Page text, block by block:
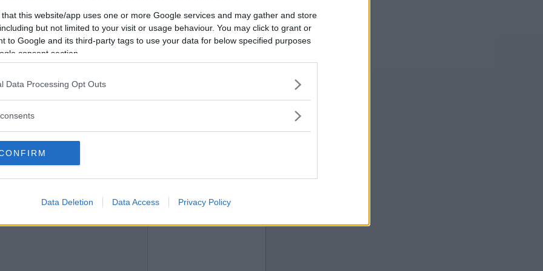
that this website/app uses one or more Google services and may gather and store
but not limited to your visit or usage behaviour. You may click to grant or
to Google and its third-party tags to use your data for below specified purposes
consent section.
Data Processing Opt Outs
Data Deletion Data Access Privacy Policy
Vill du bli
medlem?